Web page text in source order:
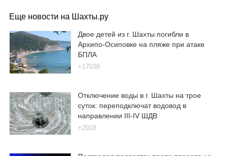
Еще новости на Шахты.ру
Двое детей из г. Шахты погибли в
Архипо-Осиповке на пляже при атаке
БПЛА
+17039
Отключение воды в г. Шахты на трое
суток: переподключат водовод в
направлении III-IV ШДВ
+2918